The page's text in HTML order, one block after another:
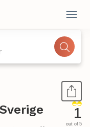
1
out of 5